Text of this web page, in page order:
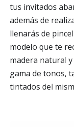
tus invitados
además de
llenarás de
modelo que te
madera natural
gama de tonos,
tintados del